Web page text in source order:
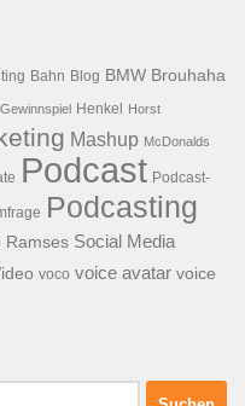
Bahn Blog BMW Brouhaha
Gewinnspiel Henkel Horst
Mashup McDonalds
Podcast Podcast-
Podcasting
Ramses Social Media
voco voice avatar voice